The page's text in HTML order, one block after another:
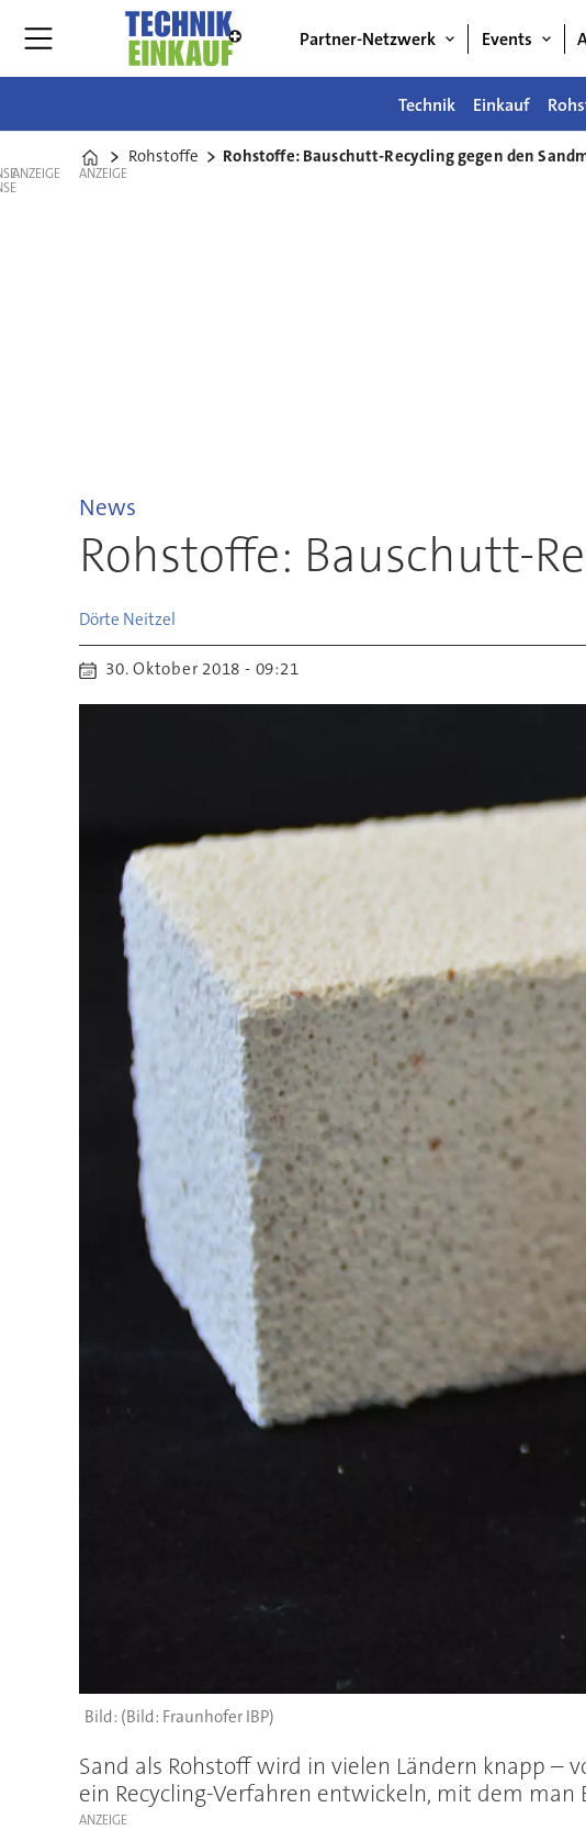
Partner-Netzwerk Events
Technik Einkauf
Home
Rohstoffe Rohstoffe: Bauschutt-Recycling gegen den
ANZEIGE ANZEIGE
News
Rohstoffe: Bauschutt-
Dörte Neitzel
30. Oktober 2018 - 09:21
(Bild: Fraunhofer IBP)
Sand als Rohstoff wird in vielen Ländern knapp –
ein Recycling-Verfahren entwickeln, mit dem
ANZEIGE